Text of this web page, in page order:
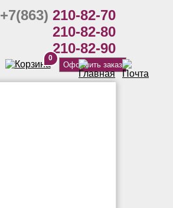
+7(863) 210-82-70
210-82-80
210-82-90
0
Оформить заказ